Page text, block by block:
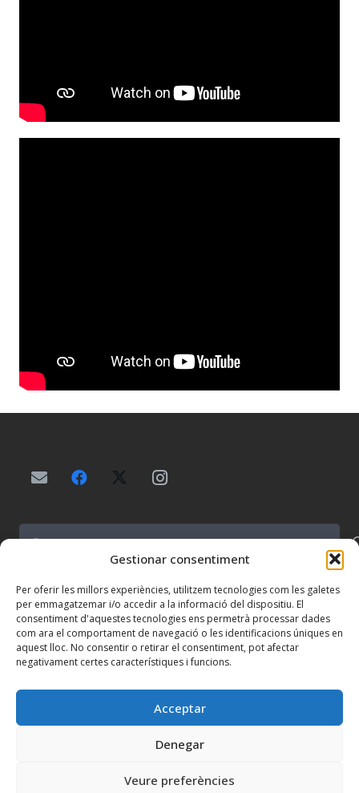
Gestionar consentiment
Per oferir les millors experiències, utilitzem tecnologies com les galetes
per emmagatzemar i/o accedir a la informació del dispositiu. El
consentiment d'aquestes tecnologies ens permetrà processar dades
com ara el comportament de navegació o les identificacions úniques en
aquest lloc. No consentir o retirar el consentiment, pot afectar
negativament certes característiques i funcions.
Acceptar
Denegar
Veure preferències
Buscar:
Centre concertat per la Generalitat de Catalunya.
NIF: R-2500253-F.
Ministeri de Justícia amb el número 004967.